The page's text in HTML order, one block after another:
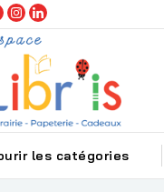
les catégories